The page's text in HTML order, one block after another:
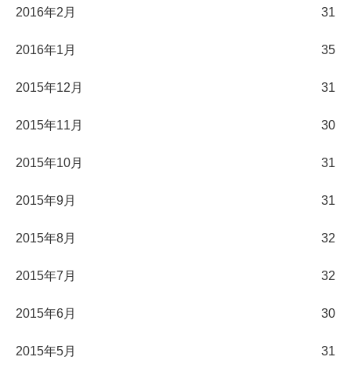
2016年2月 31
2016年1月 35
2015年12月 31
2015年11月 30
2015年10月 31
2015年9月 31
2015年8月 32
2015年7月 32
2015年6月 30
2015年5月 31